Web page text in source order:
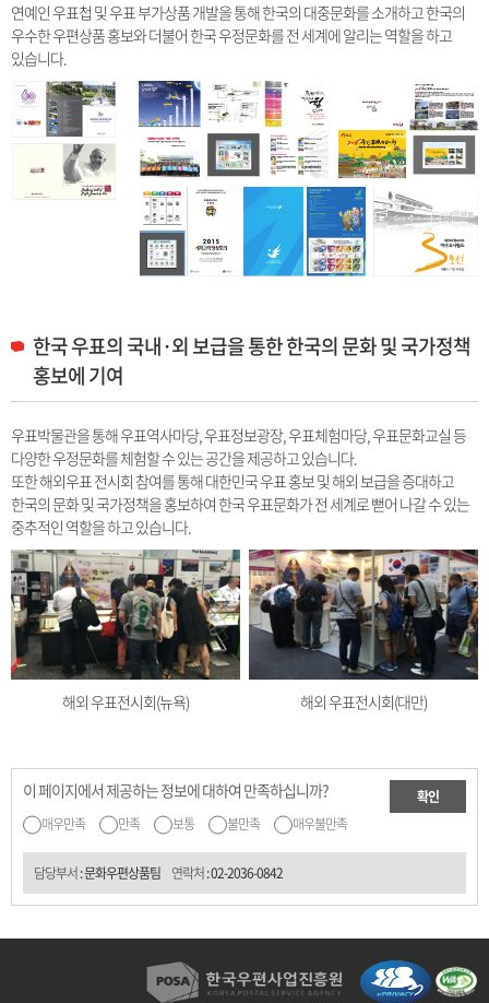
연예인 우표첩 및 우표 부가상품 개발을 통해 한국의 대중문화를 소개하고 한국의
우수한 우편상품 홍보와 더불어 한국 우정문화를 전 세계에 알리는 역할을 하고
있습니다.
한국 우표의 국내·외 보급을 통한 한국의 문화 및 국가정책
홍보에 기여
우표박물관을 통해 우표역사마당, 우표정보광장, 우표체험마당, 우표문화교실 등
다양한 우정문화를 체험할 수 있는 공간을 제공하고 있습니다.
또한 해외우표 전시회 참여를 통해 대한민국 우표 홍보 및 해외 보급을 증대하고
한국의 문화 및 국가정책을 홍보하여 한국 우표문화가 전 세계로 뻗어 나갈 수 있는
중추적인 역할을 하고 있습니다.
해외 우표전시회(뉴욕) 해외 우표전시회(대만)
이 페이지에서 제공하는 정보에 대하여 만족하십니까?
매우만족 만족 보통 불만족 매우불만족
확인
담당부서: 문화우편상품팀 연락처:02-2036-0842